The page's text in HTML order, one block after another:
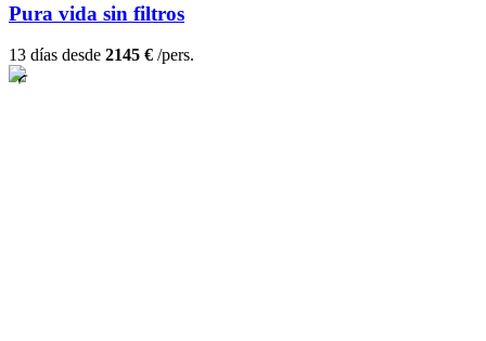
Pura vida sin filtros
13 días desde 2145 € /pers.